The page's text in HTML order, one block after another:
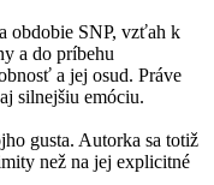
obdobie SNP, vzťah k
a do príbehu
a jej osud. Práve
silnejšiu emóciu.
gusta. Autorka sa totiž
než na jej explicitné